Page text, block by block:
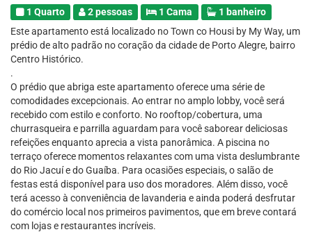
1 Quarto 2 pessoas 1 Cama
1 banheiro
Este apartamento está localizado no Town co Housi by My Way, um
prédio de alto padrão no coração da cidade de Porto Alegre, bairro
Centro Histórico.
.
O prédio que abriga este apartamento oferece uma série de
comodidades excepcionais. Ao entrar no amplo lobby, você será
recebido com estilo e conforto. No rooftop/cobertura, uma
churrasqueira e parrilla aguardam para você saborear deliciosas
refeições enquanto aprecia a vista panorâmica. A piscina no
terraço oferece momentos relaxantes com uma vista deslumbrante
do Rio Jacuí e do Guaíba. Para ocasiões especiais, o salão de
festas está disponível para uso dos moradores. Além disso, você
terá acesso à conveniência de lavanderia e ainda poderá desfrutar
do comércio local nos primeiros pavimentos, que em breve contará
com lojas e restaurantes incríveis.